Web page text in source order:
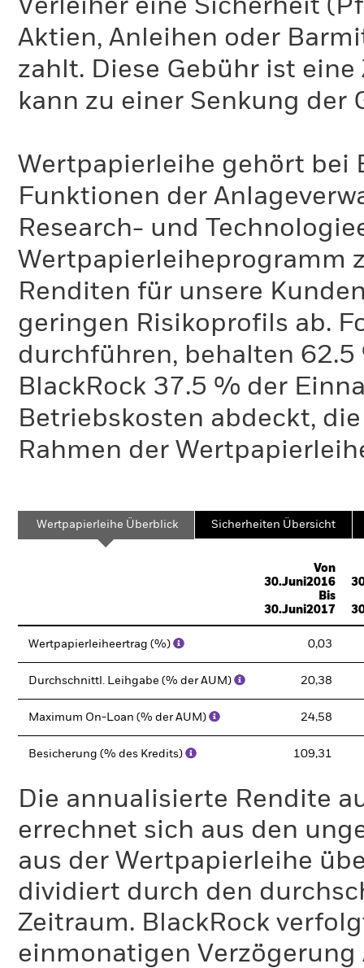
Verleiher eine Sicherheit
Aktien, Anleihen oder
zahlt. Diese Gebühr ist
kann zu einer Senkung der
Wertpapierleihe gehört bei
Funktionen der
Research- und
Wertpapierleiheprogramm
Renditen für unsere
geringen Risikoprofils ab.
durchführen, behalten
BlackRock 37.5 % der
Betriebskosten abdeckt,
Rahmen der
Wertpapierleihe Überblick Sicherheiten Übersicht
Von
30.Juni2016
Bis
30.Juni2017
Wertpapierleiheertrag (%) 0,03
Durchschnittl. Leihgabe (% der AUM) 20,38
Maximum On-Loan (% der AUM) 24,58
Besicherung (% des Kredits) 109,31
Die annualisierte Rendite
errechnet sich aus den
aus der Wertpapierleihe
dividiert durch den
Zeitraum. BlackRock
einmonatigen